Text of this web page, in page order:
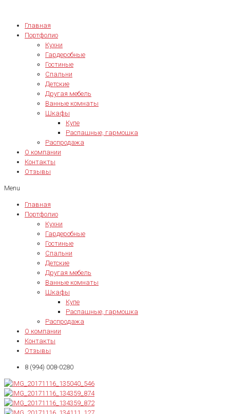
Главная
Портфолио
Кухни
Гардеробные
Гостиные
Спальни
Детские
Другая мебель
Ванные комнаты
Шкафы
Купе
Распашные, гармошка
Распродажа
О компании
Контакты
Отзывы
Menu
Главная
Портфолио
Кухни
Гардеробные
Гостиные
Спальни
Детские
Другая мебель
Ванные комнаты
Шкафы
Купе
Распашные, гармошка
Распродажа
О компании
Контакты
Отзывы
8 (994) 008-0280